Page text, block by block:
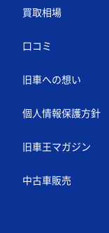
買取相場
口コミ
旧車への想い
個人情報保護方針
旧車王マガジン
中古車販売